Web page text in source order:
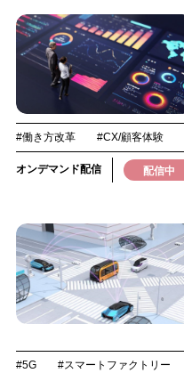
#働き方改革 #CX/顧客体験
オンデマンド配信 配信中
#5G #スマートファクトリー